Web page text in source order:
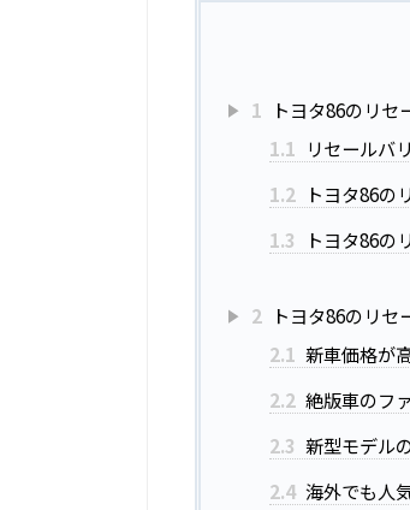
1
トヨタ86のリセ
1.1 リセールバ
1.2 トヨタ86の
1.3
トヨタ86の
2
トヨタ86のリ
2.1 新車価格が
2.2 絶版車のフ
2.3 新型モデル
2.4 海外でも人